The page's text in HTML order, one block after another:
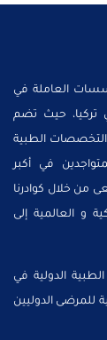
العاملة في
تركيا، حيث تضم
الطبية
في أكبر
من خلال كوادرنا
و العالمية إلى
الدولية في
للمرضى الدوليين